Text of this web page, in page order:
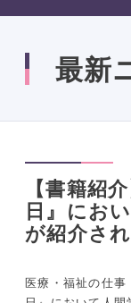
最新
【書籍紹
日』にお
が紹介さ
医療・福祉の仕